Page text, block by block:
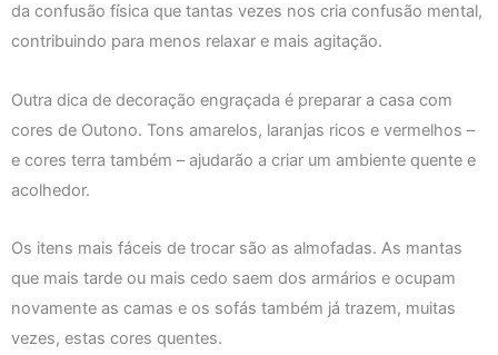
da confusão física que tantas vezes nos cria confusão mental,
contribuindo para menos relaxar e mais agitação.
Outra dica de decoração engraçada é preparar a casa com
cores de Outono. Tons amarelos, laranjas ricos e vermelhos –
e cores terra também – ajudarão a criar um ambiente quente e
acolhedor.
Os itens mais fáceis de trocar são as almofadas. As mantas
que mais tarde ou mais cedo saem dos armários e ocupam
novamente as camas e os sofás também já trazem, muitas
vezes, estas cores quentes.